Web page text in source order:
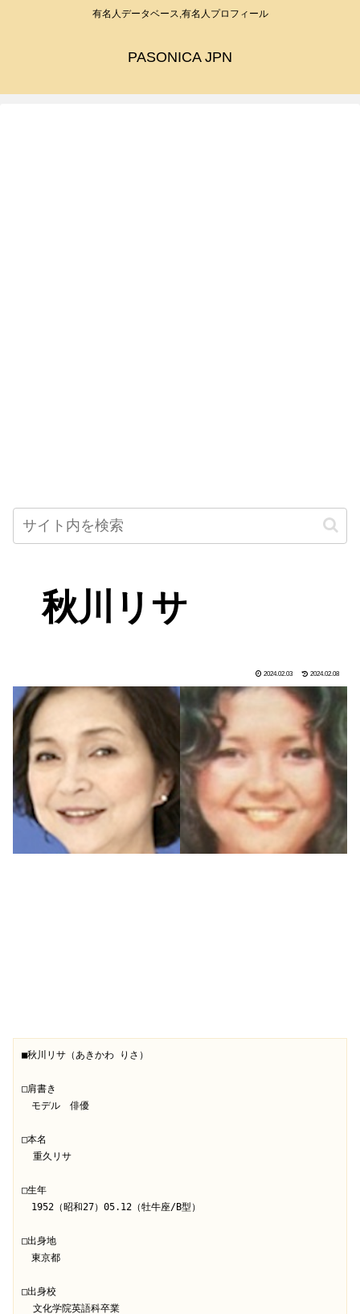
有名人データベース,有名人プロフィール
PASONICA JPN
秋川リサ
2024.02.03 2024.02.08
■秋川リサ（あきかわ りさ）
□肩書き
モデル　俳優
□本名
□生年
1952（昭和27）05.12（牡牛座/B型）
□出身地
東京都
□出身校